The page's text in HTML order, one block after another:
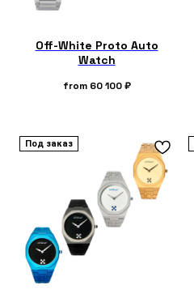
Off-White Proto Auto
Watch
from 60 100 ₽
Под заказ